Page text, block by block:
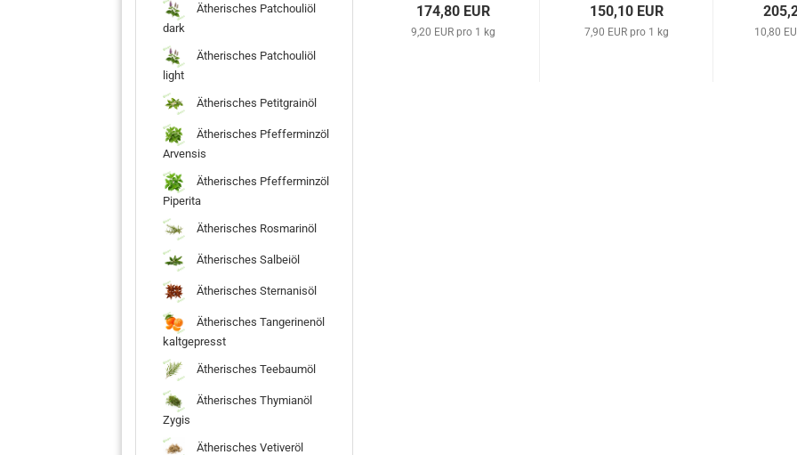
174,80 EUR
9,20 EUR pro 1 kg
150,10 EUR
7,90 EUR pro 1 kg 10,80
Ätherisches Patchouliöl
dark
Ätherisches Patchouliöl
light
Ätherisches Petitgrainöl
Ätherisches Pfefferminzöl
Arvensis
Ätherisches Pfefferminzöl
Piperita
Ätherisches Rosmarinöl
Ätherisches Salbeiöl
Ätherisches Sternanisöl
Ätherisches Tangerinenöl
kaltgepresst
Ätherisches Teebaumöl
Ätherisches Thymianöl
Zygis
Ätherisches Vetiveröl